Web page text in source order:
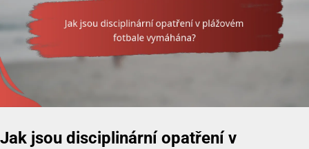
Jak jsou disciplinární opatření v